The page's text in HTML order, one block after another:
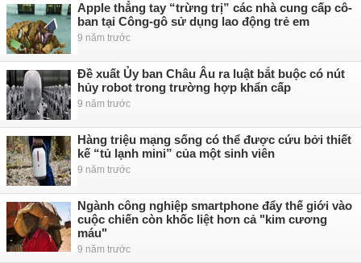
Apple thẳng tay “trừng trị” các nhà cung cấp cô-
ban tại Công-gô sử dụng lao động trẻ em
9 năm trước
Đề xuất Ủy ban Châu Âu ra luật bắt buộc có nút
hủy robot trong trường hợp khẩn cấp
9 năm trước
Hàng triệu mạng sống có thể được cứu bởi thiết
kế “tủ lạnh mini” của một sinh viên
9 năm trước
Ngành công nghiệp smartphone đẩy thế giới vào
cuộc chiến còn khốc liệt hơn cả "kim cương
máu"
9 năm trước